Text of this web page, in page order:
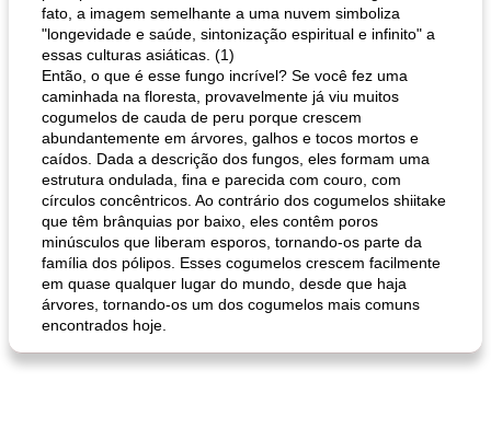
fato, a imagem semelhante a uma nuvem simboliza
"longevidade e saúde, sintonização espiritual e infinito" a
essas culturas asiáticas. (1)
Então, o que é esse fungo incrível? Se você fez uma
caminhada na floresta, provavelmente já viu muitos
cogumelos de cauda de peru porque crescem
abundantemente em árvores, galhos e tocos mortos e
caídos. Dada a descrição dos fungos, eles formam uma
estrutura ondulada, fina e parecida com couro, com
círculos concêntricos. Ao contrário dos cogumelos shiitake
que têm brânquias por baixo, eles contêm poros
minúsculos que liberam esporos, tornando-os parte da
família dos pólipos. Esses cogumelos crescem facilmente
em quase qualquer lugar do mundo, desde que haja
árvores, tornando-os um dos cogumelos mais comuns
encontrados hoje.